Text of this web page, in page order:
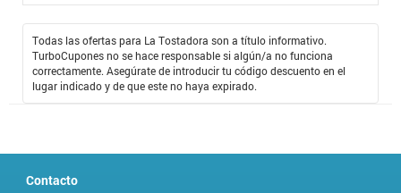
Tostadora. Se trata de un fantástico negocio, en el cual se puede
personalizar toda la ropa que uno se lleve, en especial las camisetas,
para que comuniquen exactamente lo que queremos. La oferta es
amplia y las posibilidades de personalización son infinitas, así que
sólo queda empezar a divertirse y llevarse exactamente lo que
quieras. Además, con elCódigo Descuento La Tostadora
Todas las ofertas para La Tostadora son a título informativo.
TurboCupones no se hace responsable si algún/a no funciona
correctamente. Asegúrate de introducir tu código descuento en el
lugar indicado y de que este no haya expirado.
Contacto